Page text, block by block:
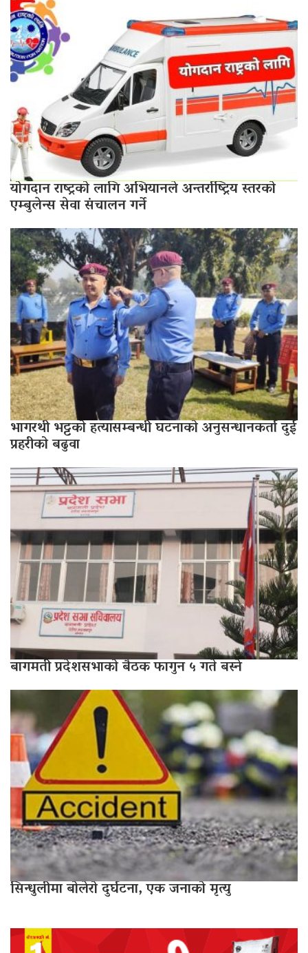
योगदान राष्ट्रको लागि अभियानले अन्तर्राष्ट्रिय स्तरको
एम्बुलेन्स सेवा संचालन गर्ने
भागरथी भट्टको हत्यासम्बन्धी घटनाको अनुसन्धानकर्ता दुई
प्रहरीको बढुवा
बागमती प्रदेशसभाको बैठक फागुन ५ गते बस्ने
सिन्धुलीमा बोलेरो दुर्घटना, एक जनाको मृत्यु